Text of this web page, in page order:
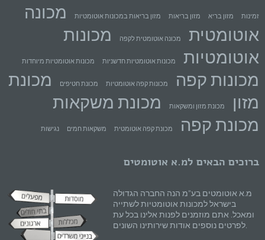
זמינות מזון בריא מזון בריאות מזון בריאות במכונות אוטומטיות
מכונה
אוטומטית
מכונה אוטומטית לקפה
מכונות
אוטומטיות
מכונות אוטומטיות חדשניות מכונות אוטומטיות מיוחדות
מכונות קפה מכונות קפה אוטומטיות מכונת חטיפים
מכונת
מזון
מכונת מזון ומשקאות
מכונת משקאות
מכונת קפה
מכונת קפה אוטומטית משקאות חמים נגישות
ברוכים הבאים למ.א אוטומטים
מ.א אוטומטים בע"מ הנה החברה הגדולה
בישראל למכונות אוטומטיות לשתייה
ומאכל. אתם מוזמנים לפנות אלינו בכל עת
לפרטים נוספים אודות שירותינו השונים.